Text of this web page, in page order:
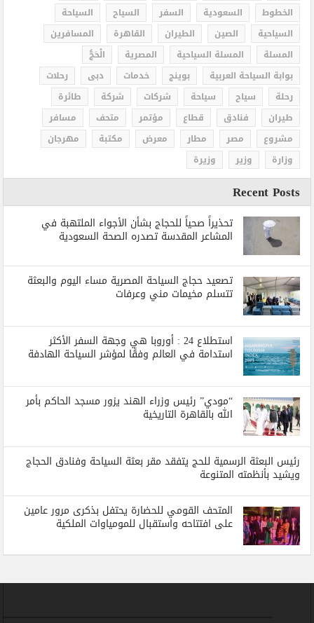
الخطوط
السعودية السفر السياح
السياحة
السياحية
الصين الطيران القاهرة
المسافرين
المسلة
المسلة السياحية المصرية
الْحَجُّ
بوابة السياحة العربية
بوينج خدمات دبى
رحلات
رحلة
سياح سياحة شركات شركة
طائرة
طيران
فنادق قطاع مؤتمر متحف
مسافر
مشروع
مصر مطار معرض مكتبة
مهرجان
وزارة
وزير وزيرة
Recent Posts
تحذيراً صحياً للحجاج بشأن الأجواء الملتهبة في
المشاعر المقدسة تصدره الصحة السعودية
تصعيد حجاج السياحة المصرية مساء اليوم والبعثة
تتسلم مخيمات مني وعرفات
استطلاع 24 : أوروبا هي وجهة السفر الأكثر
استدامة في العالم وفقًا لمؤشر السياحة الهادفة
“مودي” رئيس وزراء الهند يزور مسجد الحاكم بأمر
الله بالقاهرة التاريخية
رئيس البعثة الرسمية للحج يتفقد مقر بعثة السياحة وفنادق الحجاج
ويشيد بأنظمته المتنوعة
المتحف القومي للحضارة يحتفل بذكرى مرور عامين
على افتتاحه واستقبال للمومياوات الملكية